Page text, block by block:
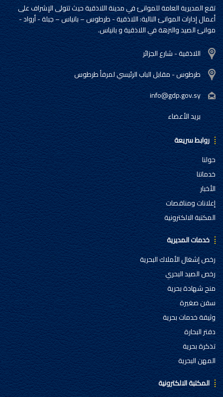
تقع المديرية العامة للموانئ في مدينة اللاذقية حيث تتولى الإشراف على
أعمال إدارات الموانئ التالية: اللاذقية - طرطوس – بانياس – جبلة - أرواد -
موانئ الصيد والنزهة في اللاذقية و بانياس.
اللاذقية - شارع الجزائر
طرطوس - مقابل الباب الرئيسي لمرفأ طرطوس
info@gdp.gov.sy
بريد الأعضاء
روابط سريعة
حولنا
خدماتنا
الأخبار
إعلانات ومناقصات
المكتبة الالكترونية
خدمات المديرية
رخص إشغال الأملاك البحرية
رخص الصيد البحري
منح شهادة بحرية
سفن صغيرة
وثيقة خدمات بحرية
دفتر البحارة
تذكرة بحرية
المهن البحرية
المكتبة الالكترونية